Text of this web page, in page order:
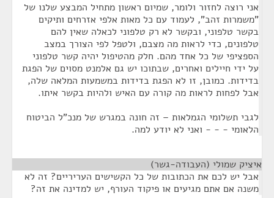
אני רוצה לחזור ולומר, שמיום ראשון מתחיל המבצע שלנו של
"משמרות זהב", לעמוד עם כל מאות אלפי אזרחים ותיקים
בקשר טלפוני, ובקשר לא רק טלפוני לכאלה שאין להם
טלפונים, כדי לראות מה מצבם, ולטפל לפי הצורך במצב
הספציפי של כל אחד מהם. חלק מהטיפול יהיה קשר טלפוני
על ידי חיילים ואחרים, שבתוכו יש גם אלמנט מסוים של הפגת
בדידות. כמובן, זו לא הפגת בדידות במשמעות המלאה שלה,
אבל לפחות לראות מה קורה עם האיש ולהיות בקשר איתו.
לגבי תשלומי הגמלאות – זה חונה במגרש של מנכ"ל הביטוח
הלאומי - - - ואני לא יודע למה.
איציק שמולי (העבודה-גשר)
אבל יש לכם את הכתובות של כל הקשישים העריריים? זה לא
משנה אם אתם מגיעים או פיקוד העורף, יש למדינה את זה?